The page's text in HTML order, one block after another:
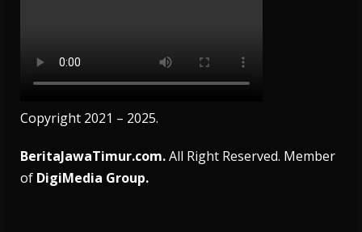
Copyright 2021 – 2025.
BeritaJawaTimur.com.All Right Reserved. Member
of DigiMedia Group.